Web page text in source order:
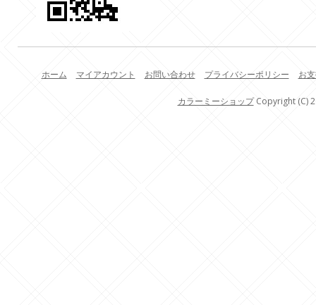
ホーム マイアカウント お問い合わせ プライバシーポリシー お
カラーミーショップCopyright (C)